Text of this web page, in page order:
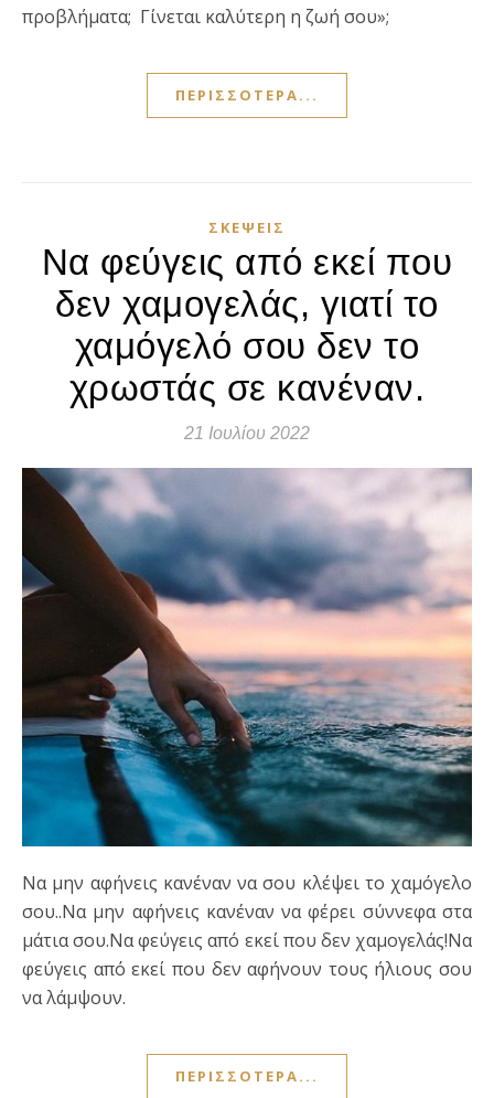
προβλήματα; Γίνεται καλύτερη η ζωή σου»;
ΠΕΡΙΣΣΌΤΕΡΑ...
ΣΚΈΨΕΙΣ
Να φεύγεις από εκεί που
δεν χαμογελάς, γιατί το
χαμόγελό σου δεν το
χρωστάς σε κανέναν.
21 Ιουλίου 2022
Να μην αφήνεις κανέναν να σου κλέψει το χαμόγελο
σου..Να μην αφήνεις κανέναν να φέρει σύννεφα στα
μάτια σου.Να φεύγεις από εκεί που δεν χαμογελάς!Να
φεύγεις από εκεί που δεν αφήνουν τους ήλιους σου
να λάμψουν.
ΠΕΡΙΣΣΌΤΕΡΑ...